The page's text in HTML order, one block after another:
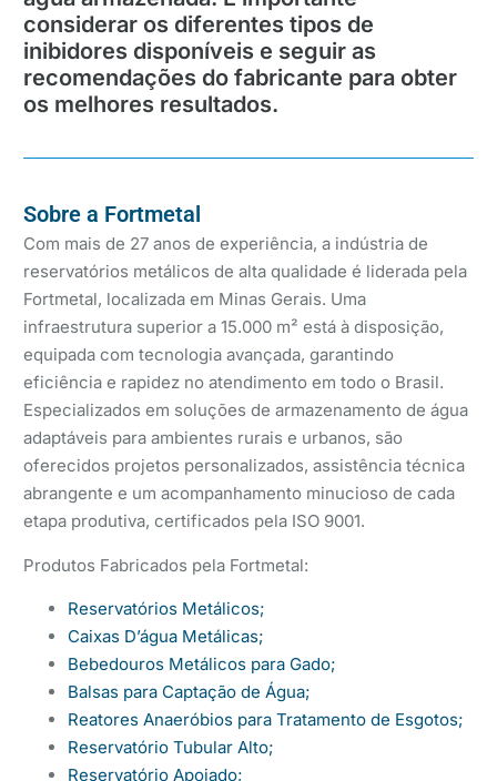
considerar os diferentes tipos de
inibidores disponíveis e seguir as
recomendações do fabricante para obter
os melhores resultados.
Sobre a Fortmetal
Com mais de 27 anos de experiência, a indústria de
reservatórios metálicos de alta qualidade é liderada pela
Fortmetal, localizada em Minas Gerais. Uma
infraestrutura superior a 15.000 m² está à disposição,
equipada com tecnologia avançada, garantindo
eficiência e rapidez no atendimento em todo o Brasil.
Especializados em soluções de armazenamento de água
adaptáveis para ambientes rurais e urbanos, são
oferecidos projetos personalizados, assistência técnica
abrangente e um acompanhamento minucioso de cada
etapa produtiva, certificados pela ISO 9001.
Produtos Fabricados pela Fortmetal:
Reservatórios Metálicos;
Caixas D’água Metálicas;
Bebedouros Metálicos para Gado;
Balsas para Captação de Água;
Reatores Anaeróbios para Tratamento de Esgotos;
Reservatório Tubular Alto;
Reservatório Apoiado;